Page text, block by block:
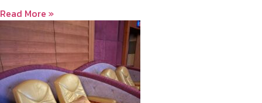
Read More »